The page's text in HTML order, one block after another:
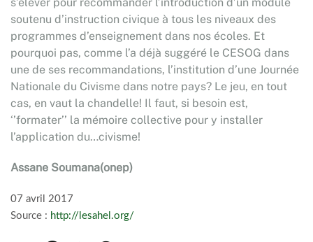
soutenu d’instruction civique à tous les niveaux des
programmes d’enseignement dans nos écoles. Et
pourquoi pas, comme l’a déjà suggéré le CESOG dans
une de ses recommandations, l’institution d’une Journée
Nationale du Civisme dans notre pays? Le jeu, en tout
cas, en vaut la chandelle! Il faut, si besoin est,
‘’formater’’ la mémoire collective pour y installer
l’application du…civisme!
Assane Soumana(onep)
07 avril 2017
Source : http://lesahel.org/